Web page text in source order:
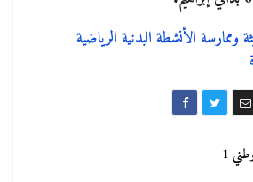
وممارسة الأنشطة البدنية الرياضية
1